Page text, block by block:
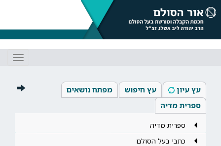
עץ עיון עץ חיפוש
מפתח נושאים
ספרית מדיה
ספרית מדיה
כתבי בעל הסולם